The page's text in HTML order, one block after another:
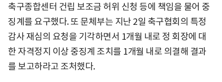
축구종합센터 건립 보조금 허위 신청 등에 책임을 물어 중
징계를 요구했다. 또 문체부는 지난 2일 축구협회의 특정
감사 재심의 요청을 기각하면서 1개월 내로 정 회장에 대
한 자격정지 이상 중징계 조치를 1개월 내로 의결해 결과
를 보고하라고 조처했다.